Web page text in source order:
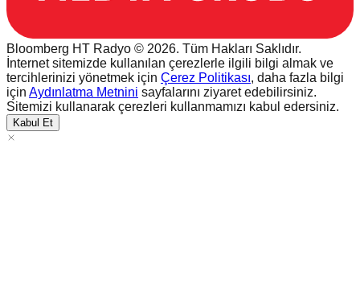
Bloomberg HT Radyo © 2026. Tüm Hakları Saklıdır.
İnternet sitemizde kullanılan çerezlerle ilgili bilgi almak ve
tercihlerinizi yönetmek için Çerez Politikası, daha fazla bilgi
için Aydınlatma Metnini sayfalarını ziyaret edebilirsiniz.
Sitemizi kullanarak çerezleri kullanmamızı kabul edersiniz.
Kabul Et